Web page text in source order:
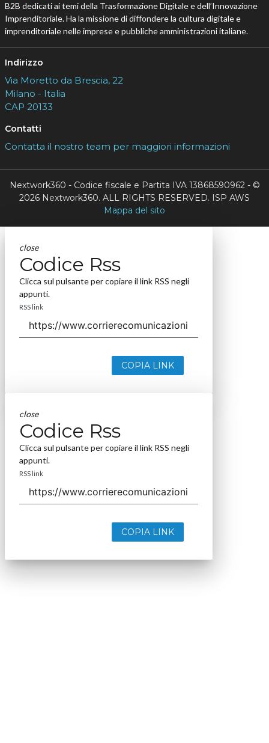
B2B dedicati ai temi della Trasformazione Digitale e dell’Innovazione
Imprenditoriale. Ha la missione di diffondere la cultura digitale e
imprenditoriale nelle imprese e pubbliche amministrazioni italiane.
Indirizzo
Via Moretto da Brescia, 22
Milano - Italia
CAP 20133
Contatti
Contatta il nostro team per maggiori informazioni
Nextwork360 - Codice fiscale e Partita IVA 13868590962 - ©
2026 Nextwork360. ALL RIGHTS RESERVED. ISP AWS
Mappa del sito
close
Codice Rss
Clicca sul pulsante per copiare il link RSS negli
appunti.
RSS link
COPIA LINK
close
Codice Rss
Clicca sul pulsante per copiare il link RSS negli
appunti.
RSS link
COPIA LINK